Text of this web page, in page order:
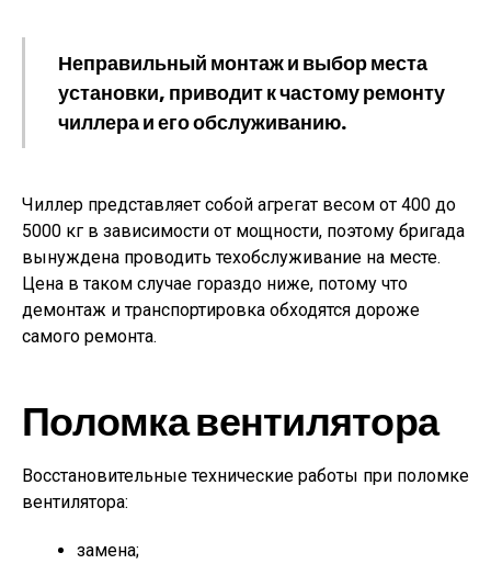
Неправильный монтаж и выбор места
установки, приводит к частому ремонту
чиллера и его обслуживанию.
Чиллер представляет собой агрегат весом от 400 до
5000 кг в зависимости от мощности, поэтому бригада
вынуждена проводить техобслуживание на месте.
Цена в таком случае гораздо ниже, потому что
демонтаж и транспортировка обходятся дороже
самого ремонта.
Поломка вентилятора
Восстановительные технические работы при поломке
вентилятора:
замена;